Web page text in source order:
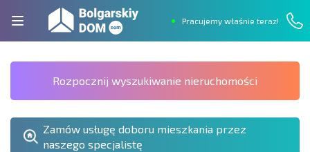
Pracujemy właśnie teraz!
Rozpocznij wyszukiwanie nieruchomości
Zamów usługę doboru mieszkania przez
naszego specjalistę